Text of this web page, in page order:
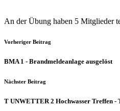
An der Übung haben 5 Mitglieder
Vorheriger Beitrag
BMA 1 - Brandmeldeanlage ausgelöst
Nächster Beitrag
T UNWETTER 2 Hochwasser Treffen -